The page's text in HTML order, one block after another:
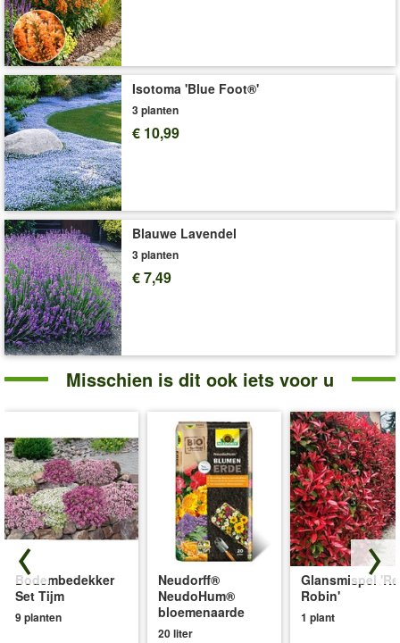
'Echinacea'
Plant- en Verzorgingstips
Isotoma 'Blue Foot®'
3 planten
€ 10,99
Blauwe Lavendel
3 planten
€ 7,49
Misschien is dit ook iets voor u
Bodembedekker
Set Tijm
9 planten
Neudorff®
NeudoHum®
bloemenaarde
20 liter
Glansmispel
Robin'
1 plant